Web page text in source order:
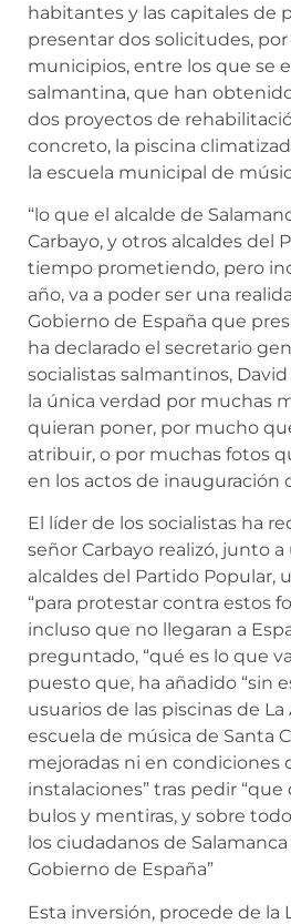
habitantes y las capitales de
presentar dos solicitudes,
municipios, entre los que se
salmantina, que han
dos proyectos de
concreto, la piscina
la escuela municipal de
“lo que el alcalde de
Carbayo, y otros alcaldes del
tiempo prometiendo, pero
año, va a poder ser una
Gobierno de España que
ha declarado el secretario
socialistas salmantinos, David
la única verdad por muchas
quieran poner, por mucho
atribuir, o por muchas fotos
en los actos de inauguración
El líder de los socialistas ha
señor Carbayo realizó, junto
alcaldes del Partido Popular,
“para protestar contra estos
incluso que no llegaran a
preguntado, “qué es lo que
puesto que, ha añadido “sin
usuarios de las piscinas de
escuela de música de Santa
mejoradas ni en condiciones
instalaciones” tras pedir
bulos y mentiras, y sobre
los ciudadanos de
Gobierno de España”
Esta inversión, procede de la